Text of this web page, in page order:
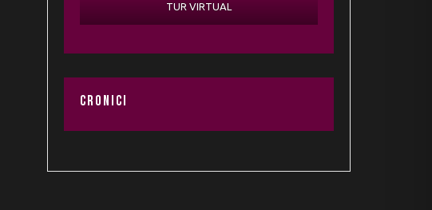
TUR VIRTUAL
CRONICI